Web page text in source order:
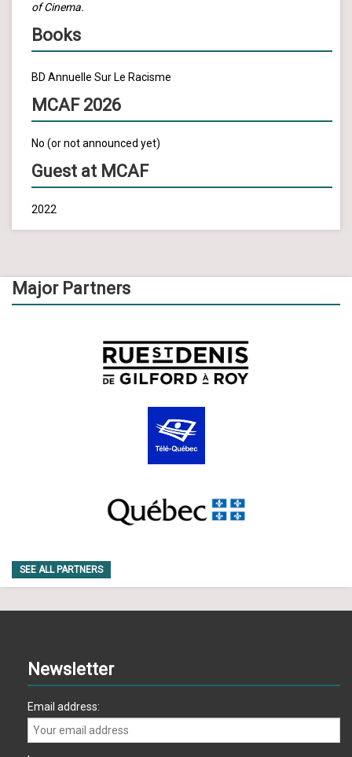
of Cinema.
Books
BD Annuelle Sur Le Racisme
MCAF 2026
No (or not announced yet)
Guest at MCAF
2022
Major Partners
SEE ALL PARTNERS
Newsletter
Email address: